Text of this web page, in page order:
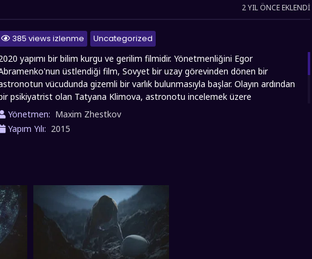
2 YIL ÖNCE EKLENDI
385 views izlenme
Uncategorized
yapımı bir bilim kurgu ve gerilim filmidir. Yönetmenliğini Egor
üstlendiği film, Sovyet bir uzay görevinden dönen bir
vücudunda gizemli bir varlık bulunmasıyla başlar. Olayın ardından
psikiyatrist olan Tatyana Klimova, astronotu incelemek üzere
görevlendirilir. Klimova'nın araştırması, uzaydan gelen varlığın insana benzeyen
yaratık olduğunu ve onunla astronot arasında gizemli bir bağ olduğunu
çıkarır. Ancak, varlığın gerçek amacı ve doğası hakkındaki gerçekler gün
Yönetmen: Maxim Zhestkov
Yapım Yılı: 2015